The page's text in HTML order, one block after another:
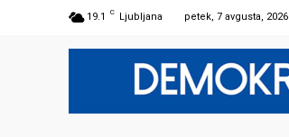
19.1 C Ljubljana petek, 7 avgusta, 2026